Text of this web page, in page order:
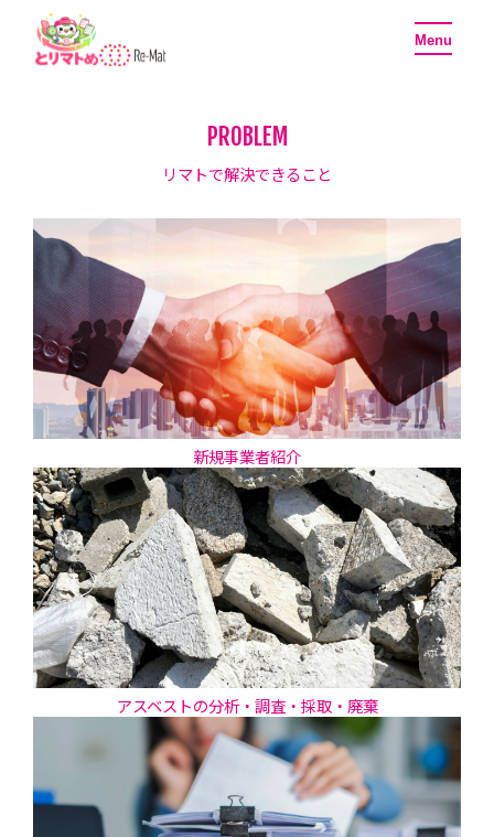
toggle
Menu
PROBLEM
リマトで解決できること
新規事業者紹介
アスベストの分析・調査・採取・廃棄